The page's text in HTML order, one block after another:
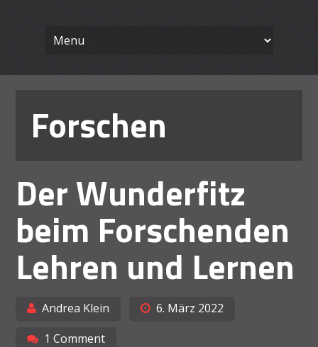
Arbeiten
Forschen
Der Wunderfitz
beim Forschenden
Lehren und Lernen
Andrea Klein
6. März 2022
1 Comment